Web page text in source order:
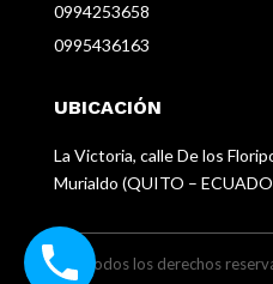
0994253658
0995436163
UBICACIÓN
La Victoria, calle De los
Murialdo (QUITO –
© Todos los derechos